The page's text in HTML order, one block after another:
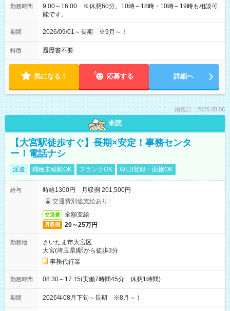
勤務時間
9:00～16:00 ※休憩60分。10時～18時・10時～19時も相談可
能です。
期間 2026/09/01～長期 ※9月～！
特徴 履歴書不要
気になる！ 応募する 詳細へ
掲載日：2026.08.06
未読
【大宮駅徒歩すぐ】長期×安定！事務センタ
ー！電話ナシ
派遣 職種未経験OK ブランクOK WEB登録・面接OK
給与
時給1300円 月収例 201,500円
交通費別途支給あり
交通費 全額支給
月収例 20～25万円
勤務地
さいたま市大宮区
大宮(埼玉県)駅から徒歩3分
事務代行業
勤務時間 08:30～17:15(実働7時間45分 休憩1時間)
期間 2026年08月下旬～長期 ※8月～！